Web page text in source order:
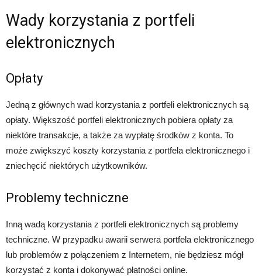
Wady korzystania z portfeli
elektronicznych
Opłaty
Jedną z głównych wad korzystania z portfeli elektronicznych są
opłaty. Większość portfeli elektronicznych pobiera opłaty za
niektóre transakcje, a także za wypłatę środków z konta. To
może zwiększyć koszty korzystania z portfela elektronicznego i
zniechęcić niektórych użytkowników.
Problemy techniczne
Inną wadą korzystania z portfeli elektronicznych są problemy
techniczne. W przypadku awarii serwera portfela elektronicznego
lub problemów z połączeniem z Internetem, nie będziesz mógł
korzystać z konta i dokonywać płatności online.